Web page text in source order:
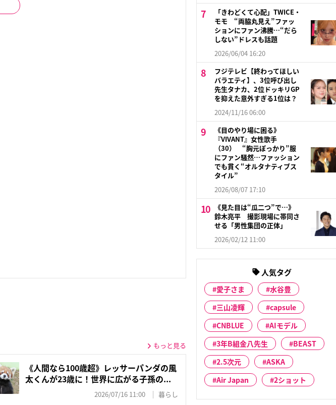
もっと見る
《人間なら100歳超》レッサーパンダの風
太くんが23歳に！世界に広がる子孫の...
2026/07/16 11:00 暮らし
「きわどくて心配」TWICE・
モモ “両脇丸見え”ファッ
ションにファン沸騰…“だら
しない”ドレスも話題
2026/06/04 16:20
フジテレビ【終わってほしい
バラエティ】、3位呼び出し
先生タナカ、2位ドッキリGP
を抑えた意外すぎる1位は？
2024/11/16 06:00
《目のやり場に困る》
『VIVANT』女性歌手
（30） “胸元ぽっかり”服
にファン騒然…ファッション
でも貫く“オルタナティブス
タイル”
2026/08/07 17:10
《見た目は“瓜二つ”で…》
鈴木亮平 撮影現場に帯同さ
せる「男性集団の正体」
2026/02/12 11:00
人気タグ
愛子さま
水谷豊
三山凌輝
capsule
CNBLUE
AIモデル
3年B組金八先生
BEAST
2.5次元
ASKA
Air Japan
2ショット